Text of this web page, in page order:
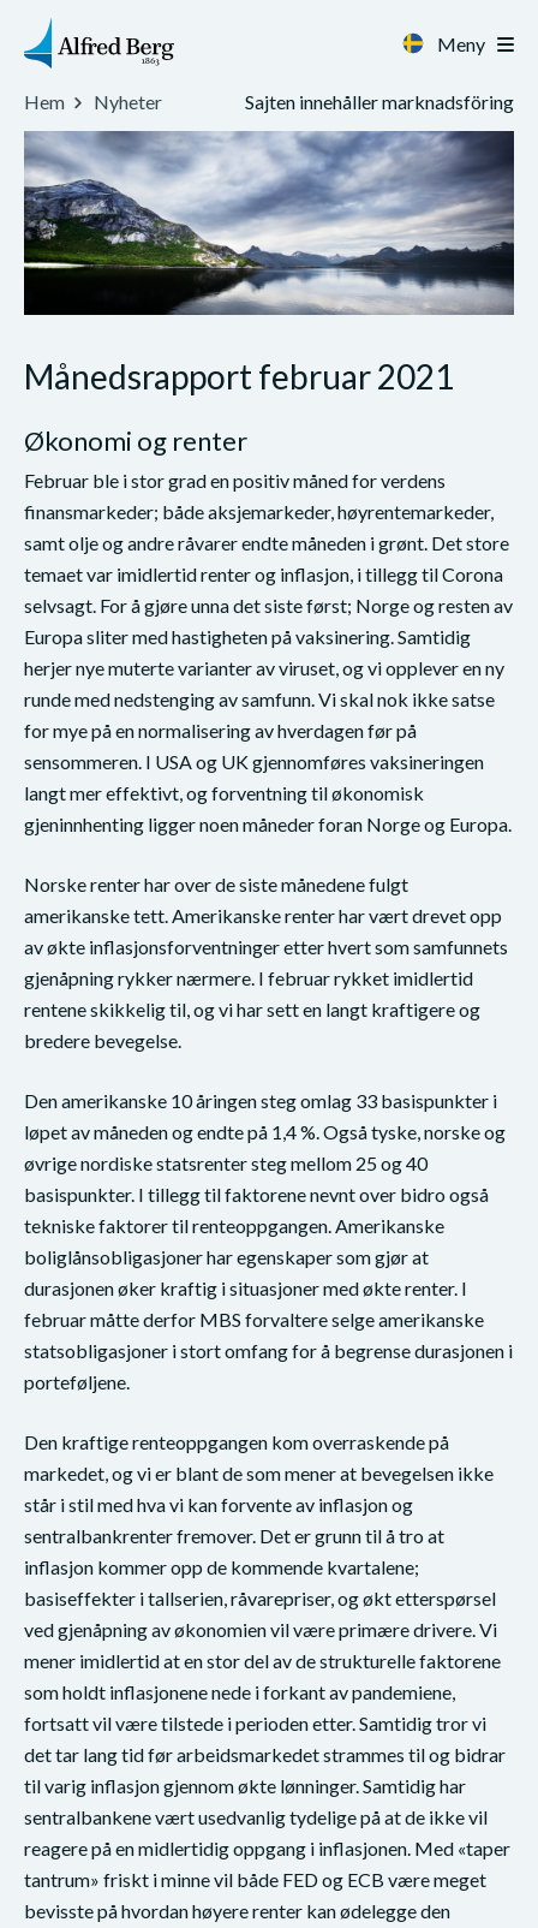
Meny
Sajten innehåller marknadsföring
Hem Nyheter
Månedsrapport februar 2021
Økonomi og renter
Februar ble i stor grad en positiv måned for verdens
finansmarkeder; både aksjemarkeder, høyrentemarkeder,
samt olje og andre råvarer endte måneden i grønt. Det store
temaet var imidlertid renter og inflasjon, i tillegg til Corona
selvsagt. For å gjøre unna det siste først; Norge og resten av
Europa sliter med hastigheten på vaksinering. Samtidig
herjer nye muterte varianter av viruset, og vi opplever en ny
runde med nedstenging av samfunn. Vi skal nok ikke satse
for mye på en normalisering av hverdagen før på
sensommeren. I USA og UK gjennomføres vaksineringen
langt mer effektivt, og forventning til økonomisk
gjeninnhenting ligger noen måneder foran Norge og Europa.
Norske renter har over de siste månedene fulgt
amerikanske tett. Amerikanske renter har vært drevet opp
av økte inflasjonsforventninger etter hvert som samfunnets
gjenåpning rykker nærmere. I februar rykket imidlertid
rentene skikkelig til, og vi har sett en langt kraftigere og
bredere bevegelse.
Den amerikanske 10 åringen steg omlag 33 basispunkter i
løpet av måneden og endte på 1,4 %. Også tyske, norske og
øvrige nordiske statsrenter steg mellom 25 og 40
basispunkter. I tillegg til faktorene nevnt over bidro også
tekniske faktorer til renteoppgangen. Amerikanske
boliglånsobligasjoner har egenskaper som gjør at
durasjonen øker kraftig i situasjoner med økte renter. I
februar måtte derfor MBS forvaltere selge amerikanske
statsobligasjoner i stort omfang for å begrense durasjonen i
porteføljene.
Den kraftige renteoppgangen kom overraskende på
markedet, og vi er blant de som mener at bevegelsen ikke
står i stil med hva vi kan forvente av inflasjon og
sentralbankrenter fremover. Det er grunn til å tro at
inflasjon kommer opp de kommende kvartalene;
basiseffekter i tallserien, råvarepriser, og økt etterspørsel
ved gjenåpning av økonomien vil være primære drivere. Vi
mener imidlertid at en stor del av de strukturelle faktorene
som holdt inflasjonene nede i forkant av pandemiene,
fortsatt vil være tilstede i perioden etter. Samtidig tror vi
det tar lang tid før arbeidsmarkedet strammes til og bidrar
til varig inflasjon gjennom økte lønninger. Samtidig har
sentralbankene vært usedvanlig tydelige på at de ikke vil
reagere på en midlertidig oppgang i inflasjonen. Med «taper
tantrum» friskt i minne vil både FED og ECB være meget
bevisste på hvordan høyere renter kan ødelegge den